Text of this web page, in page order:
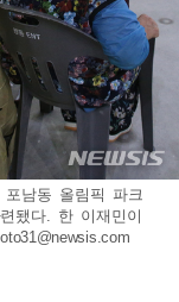
남동 올림픽 파크
됐다. 한 이재민이